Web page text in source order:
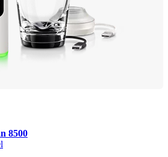
8500